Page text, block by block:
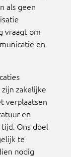
als geen
vraagt om
en
zakelijke
verplaatsen
en
Ons doel
te
nodig